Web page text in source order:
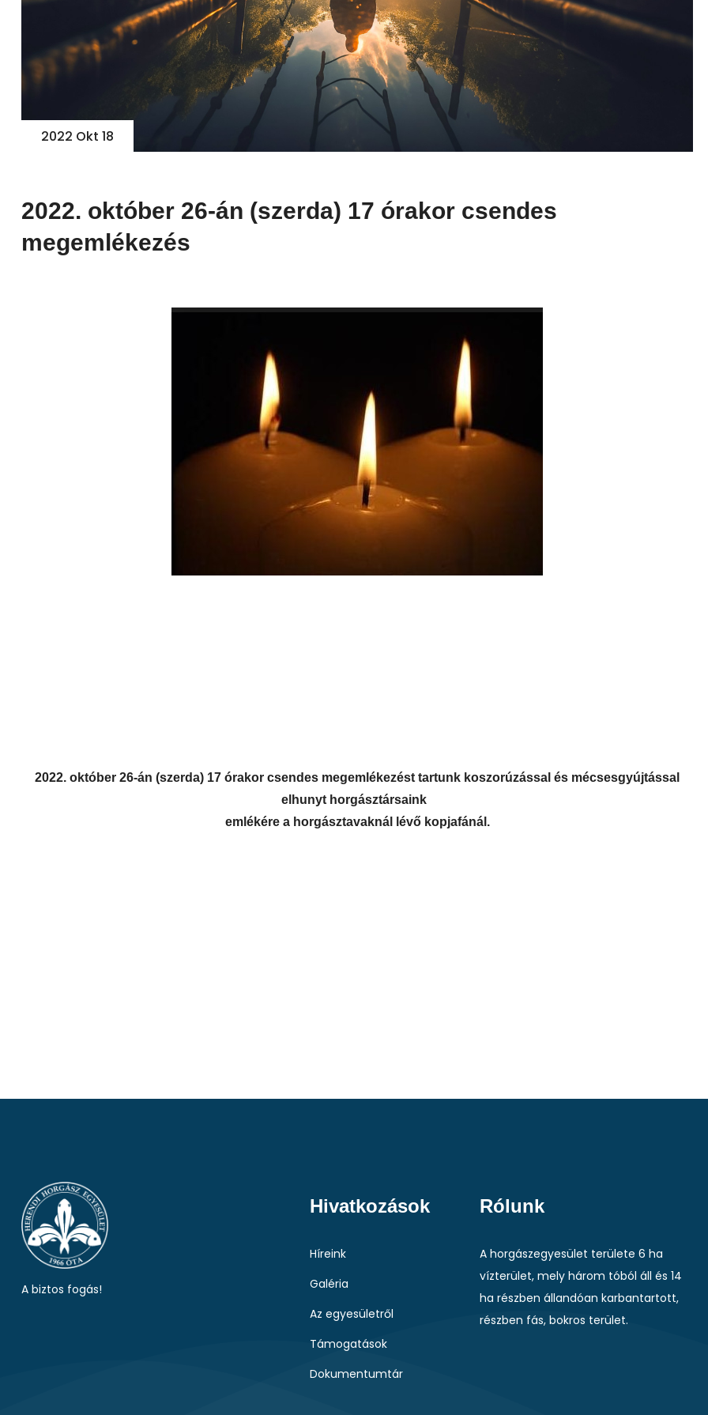
2022 Okt 18
2022. október 26-án (szerda) 17 órakor csendes
megemlékezés
2022. október 26-án (szerda) 17 órakor csendes megemlékezést tartunk koszorúzással és mécsesgyújtással
elhunyt horgásztársaink
emlékére a horgásztavaknál lévő kopjafánál.
2026 Jún 10 2026 Feb 24
A biztos fogás!
Hivatkozások
Híreink
Galéria
Az egyesületről
Támogatások
Dokumentumtár
Rólunk
A horgászegyesület területe 6 ha
vízterület, mely három tóból áll és 14
ha részben állandóan karbantartott,
részben fás, bokros terület.